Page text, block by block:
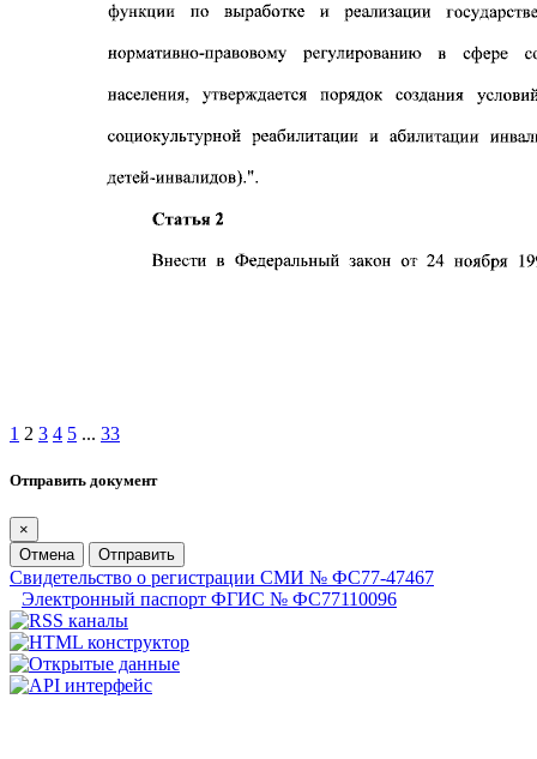
1 2 3 4 5 ... 33
Отправить документ
×
Отмена
Отправить
Свидетельство о регистрации СМИ № ФС77-47467
Электронный паспорт ФГИС № ФС77110096